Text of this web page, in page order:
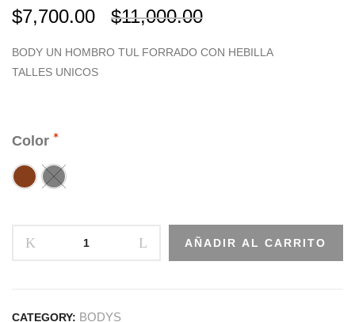
$11,000.00
$7,700.00
BODY UN HOMBRO TUL FORRADO CON HEBILLA
TALLES UNICOS
Color
AÑADIR AL CARRITO
CATEGORY: BODYS